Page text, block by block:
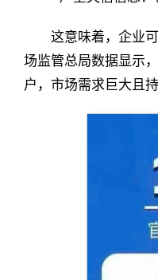
这意味着，企业
场监管总局数据显示
户，市场需求巨大且持